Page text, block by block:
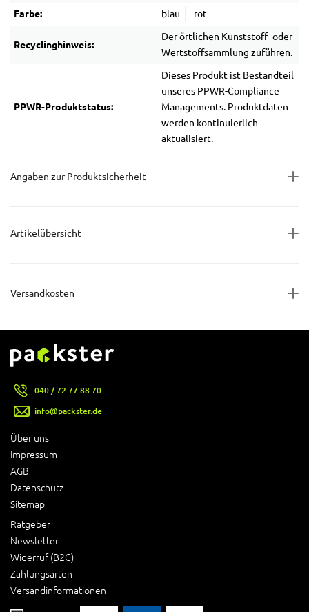
Farbe: blau rot
Recyclinghinweis:
Der örtlichen Kunststoff- oder
Wertstoffsammlung zuführen.
PPWR-Produktstatus:
Dieses Produkt ist Bestandteil
unseres PPWR-Compliance
Managements. Produktdaten
werden kontinuierlich
aktualisiert.
Angaben zur Produktsicherheit
Artikelübersicht
Versandkosten
Über uns
Impressum
AGB
Datenschutz
Sitemap
Ratgeber
Newsletter
Widerruf (B2C)
Zahlungsarten
Versandinformationen
040 / 72 77 88 70
info@packster.de